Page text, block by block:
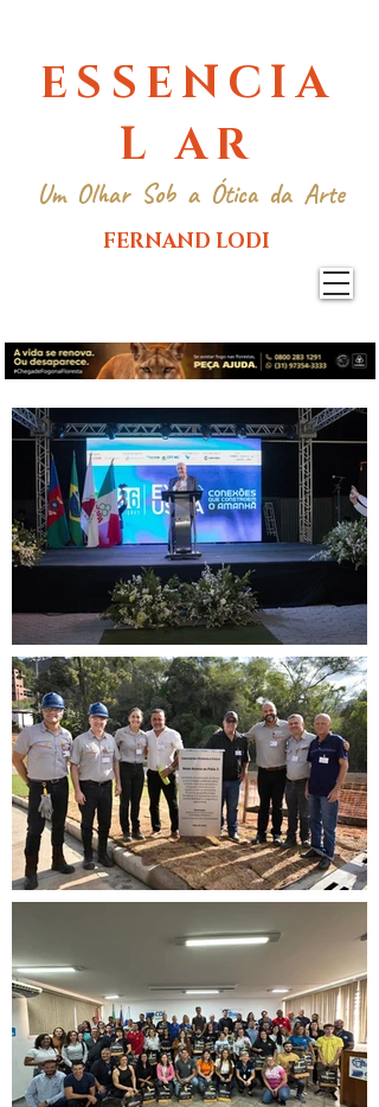
ESSENCIA
L AR
Um Olhar Sob a Ótica da Arte
FERNAND LODI